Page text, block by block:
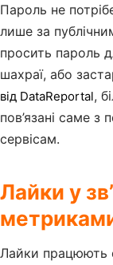
Пароль не
лише за
просить пароль
шахраї, або
від DataReportal,
пов’язані саме з
сервісам.
Лайки у
Лайки працюють